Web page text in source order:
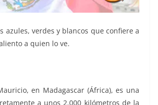
azules, verdes y blancos que confiere a
a quien lo ve.
en Madagascar (África), es una
a unos 2.000 kilómetros de la